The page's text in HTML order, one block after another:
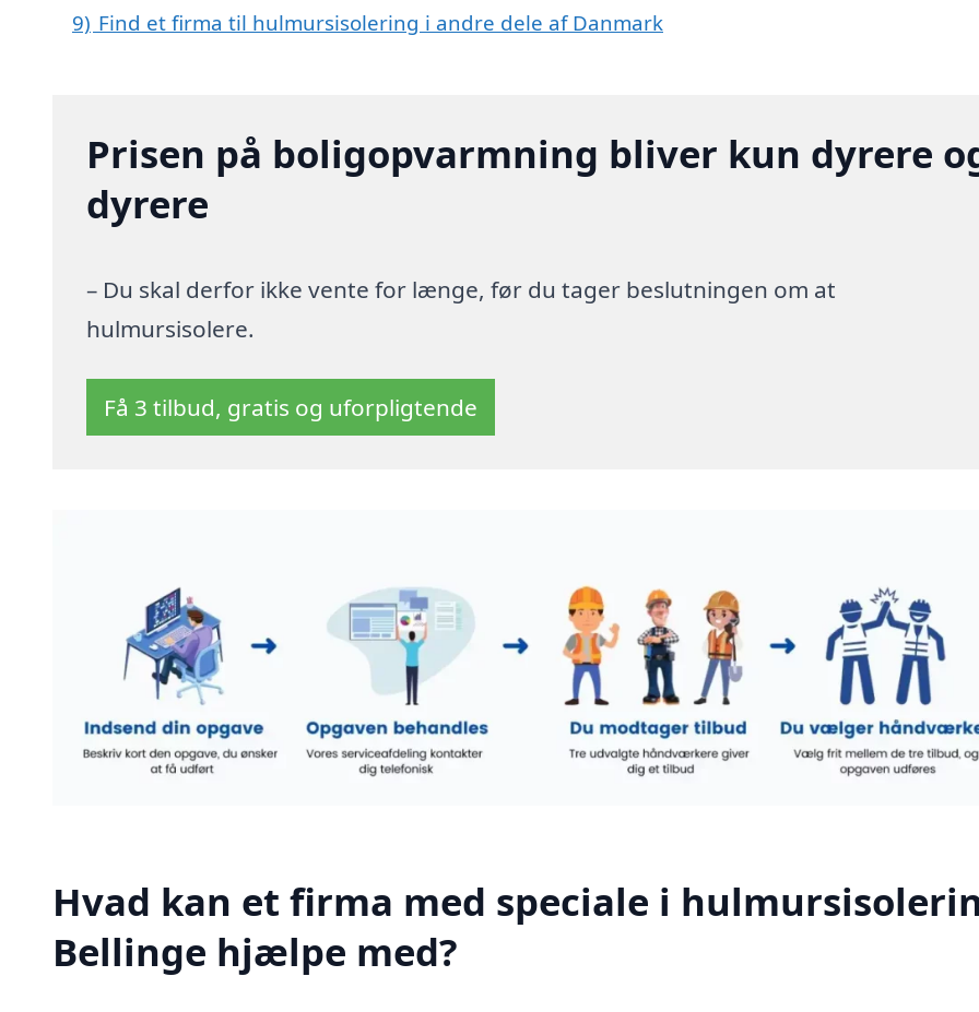
9) Find et firma til hulmursisolering i andre dele af Danmark
Prisen på boligopvarmning bliver kun dyrere
dyrere
– Du skal derfor ikke vente for længe, før du tager beslutningen om at
hulmursisolere.
Få 3 tilbud, gratis og uforpligtende
Hvad kan et firma med speciale i
Bellinge hjælpe med?